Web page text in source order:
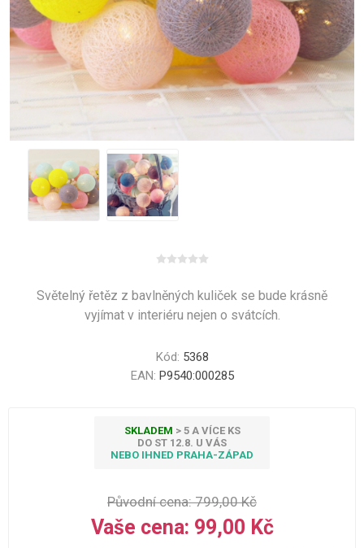
Světelný řetěz z bavlněných kuliček se bude krásně
vyjímat v interiéru nejen o svátcích.
Kód: 5368
EAN: P9540:000285
SKLADEM > 5 A VÍCE KS
DO ST 12.8. U VÁS
NEBO IHNED PRAHA-ZÁPAD
Původní cena: 799,00 Kč
Vaše cena: 99,00 Kč